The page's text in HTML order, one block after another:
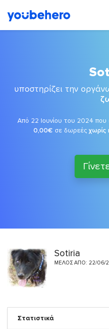
υποστηρίζει την
Από 22 Ιουνίου του 2024 που
0,00€ σε δωρεές χωρίς
Sotiria
ΜΈΛΟΣ ΑΠΌ: 22/06/
Στατιστικά